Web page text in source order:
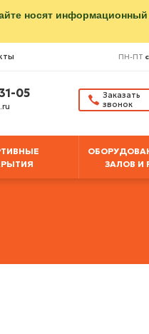
носят
ПН-ПТ
05
Заказать
звонок
ЗАЛОВ И